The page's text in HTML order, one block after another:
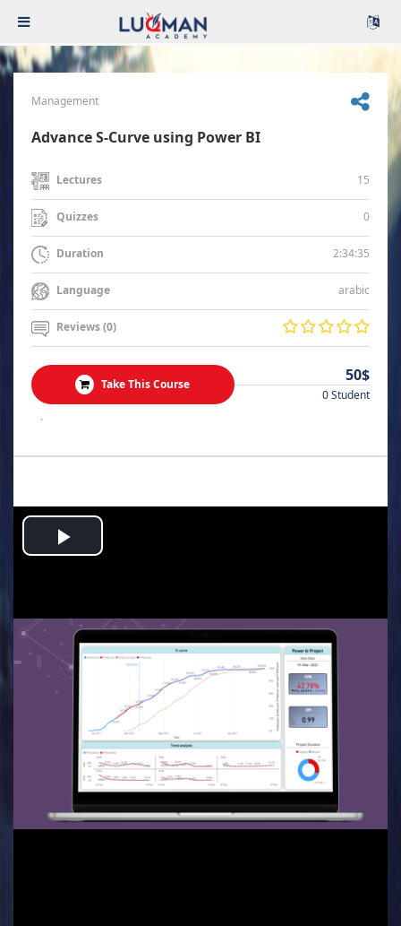
Management
Advance S-Curve using Power BI
Lectures 15
Quizzes 0
Duration 2:34:35
Language arabic
Reviews (0)
Take This Course 50$
0 Student
.
Play